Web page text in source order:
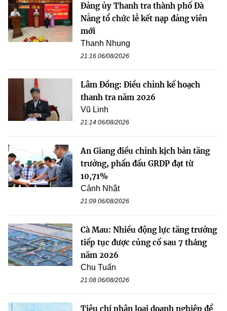
Đảng ủy Thanh tra thành phố Đà
Nẵng tổ chức lễ kết nạp đảng viên
mới
Thanh Nhung
21:16 06/08/2026
Lâm Đồng: Điều chỉnh kế hoạch
thanh tra năm 2026
Vũ Linh
21:14 06/08/2026
An Giang điều chỉnh kịch bản tăng
trưởng, phấn đấu GRDP đạt từ
10,71%
Cảnh Nhật
21:09 06/08/2026
Cà Mau: Nhiều động lực tăng trưởng
tiếp tục được củng cố sau 7 tháng
năm 2026
Chu Tuấn
21:08 06/08/2026
Tiêu chí phân loại doanh nghiệp để